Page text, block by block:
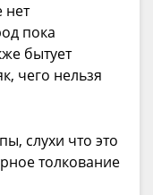
нет
пока
бытует
чего нельзя
слухи что это
толкование